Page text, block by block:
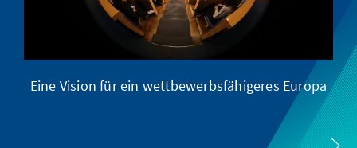
Eine Vision für ein wettbewerbsfähigeres Europa